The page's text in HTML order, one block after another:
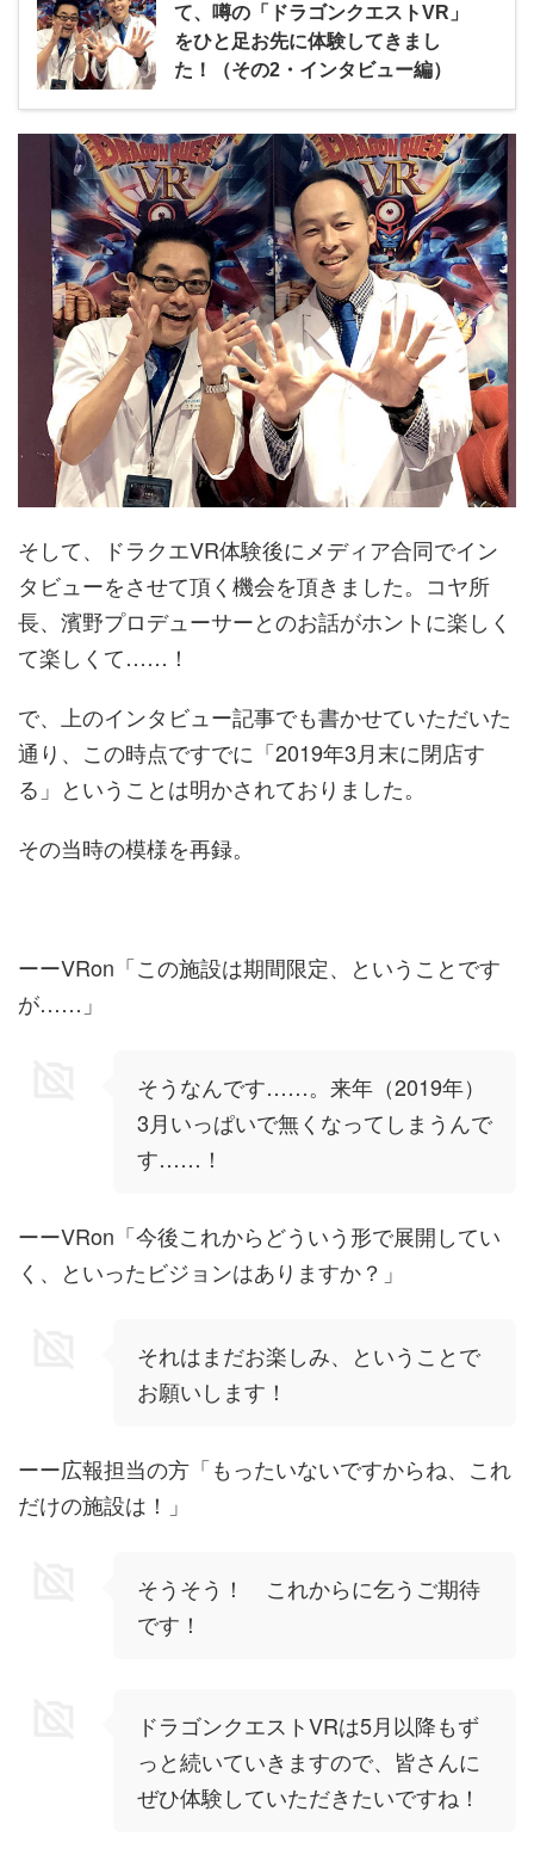
て、噂の「ドラゴンクエストVR」
をひと足お先に体験してきまし
た！（その2・インタビュー編）
そして、ドラクエVR体験後にメディア合同でイン
タビューをさせて頂く機会を頂きました。コヤ所
長、濱野プロデューサーとのお話がホントに楽しく
て楽しくて……！
で、上のインタビュー記事でも書かせていただいた
通り、この時点ですでに「2019年3月末に閉店す
る」ということは明かされておりました。
その当時の模様を再録。
ーーVRon「この施設は期間限定、ということです
が……」
そうなんです……。来年（2019年）
3月いっぱいで無くなってしまうんで
す……！
ーーVRon「今後これからどういう形で展開してい
く、といったビジョンはありますか？」
それはまだお楽しみ、ということで
お願いします！
ーー広報担当の方「もったいないですからね、これ
だけの施設は！」
そうそう！ これからに乞うご期待
です！
ドラゴンクエストVRは5月以降もず
っと続いていきますので、皆さんに
ぜひ体験していただきたいですね！